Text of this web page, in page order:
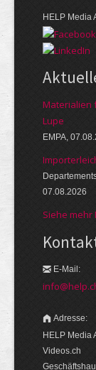
HELP Media
Materialien
Lupe
EMPA,
07.08.2026
Siehe mehr
E-Mail:
Adresse:
HELP Media
Videos.ch